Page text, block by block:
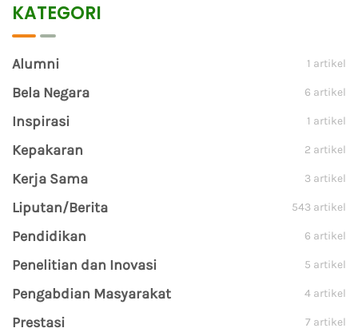
KATEGORI
Alumni 1 artikel
Bela Negara 6 artikel
Inspirasi 1 artikel
Kepakaran 2 artikel
Kerja Sama 3 artikel
Liputan/Berita 543 artikel
Pendidikan 6 artikel
Penelitian dan Inovasi 5 artikel
Pengabdian Masyarakat 4 artikel
Prestasi 7 artikel